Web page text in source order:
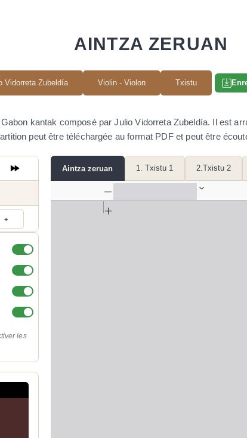
AINTZA ZERUAN
Vidorreta Zubeldía Violin - Violon Txistu
kantak composé par Julio Vidorreta Zubeldía. Il est
peut être téléchargée au format PDF et peut être
+
les
Aintza zeruan 1. Txistu 1 2.Txistu 2